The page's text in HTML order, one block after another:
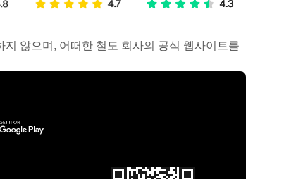
않으며, 어떠한 철도 회사의 공식 웹사이트를